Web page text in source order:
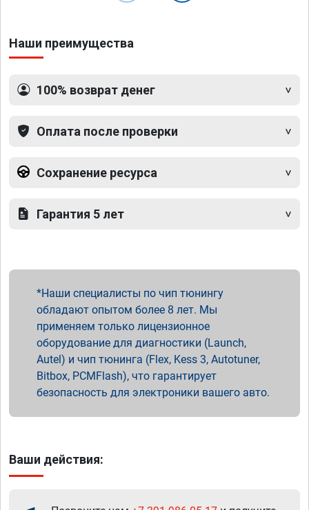
Наши преимущества
100% возврат денег
Оплата после проверки
Сохранение ресурса
Гарантия 5 лет
Наши специалисты по чип тюнингу
обладают опытом более 8 лет. Мы
применяем только лицензионное
оборудование для диагностики (Launch,
Autel) и чип тюнинга (Flex, Kess 3, Autotuner,
Bitbox, PCMFlash), что гарантирует
безопасность для электроники вашего авто.
Ваши действия: